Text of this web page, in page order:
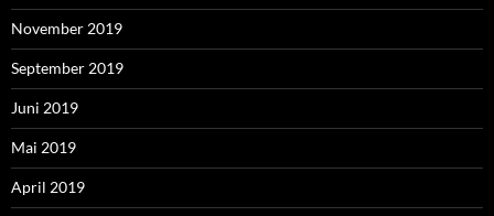
November 2019
September 2019
Juni 2019
Mai 2019
April 2019